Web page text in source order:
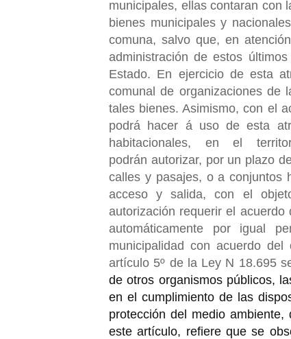
municipales, ellas contaran con
bienes municipales y
comuna, salvo que, en
administración de estos
Estado. En ejercicio de esta
comunal de organizaciones de
tales bienes. Asimismo, con el
podrá hacer á uso de esta
habitacionales, en el
podrán autorizar, por un plazo
calles y pasajes, o a conjuntos
acceso y salida, con el
autorización requerir el
automáticamente por igual
municipalidad con acuerdo
artículo 5º de la Ley N 18.695
de otros organismos públicos,
en el cumplimiento de las
protección del medio
este artículo, refiere que se